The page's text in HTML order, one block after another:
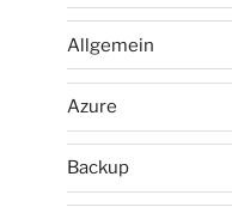
Allgemein
Azure
Backup